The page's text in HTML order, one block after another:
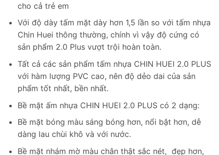
cho cả trẻ em
Với độ dày tấm mặt dày hơn 1,5 lần so với tấm nhựa
Chin Huei thông thường, chính vì vậy độ cứng có
sản phẩm 2.0 Plus vượt trội hoàn toàn.
Tất cả các sản phẩm tấm nhựa CHIN HUEI 2.0 PLUS
với hàm lượng PVC cao, nên độ dẻo dai của sản
phẩm tốt nhất, bền nhất.
Bề mặt ấm nhựa CHIN HUEI 2.0 PLUS có 2 dạng:
Bề mặt bóng màu sáng bóng hơn, nổi bật hơn, dễ
dàng lau chùi khô và với nước.
Bề mặt nhám mờ màu chân thật sắc nét, đẹp hơn,